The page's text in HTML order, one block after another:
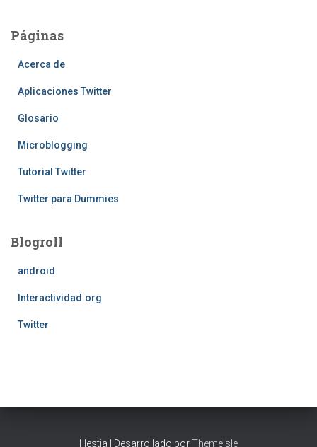
Páginas
Acerca de
Aplicaciones Twitter
Glosario
Microblogging
Tutorial Twitter
Twitter para Dummies
Blogroll
android
Interactividad.org
Twitter
Hestia | Desarrollado porThemeIsle